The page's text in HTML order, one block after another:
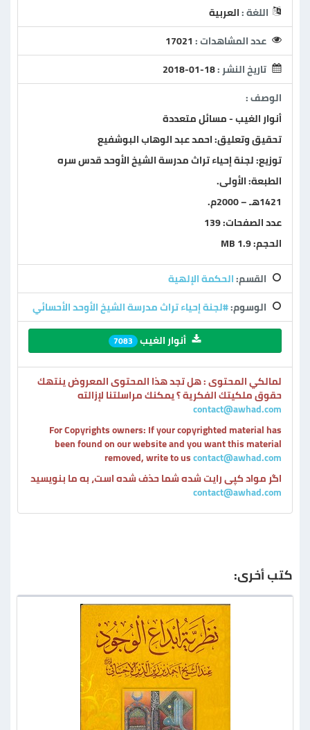
اللغة :العربية
عدد المشاهدات :17021
تاريخ النشر :2018-01-18
الوصف :
أنوار الغيب - مسائل متعددة
تحقيق وتعليق: احمد عبد الوهاب البوشفيع
توزيع: لجنة إحياء تراث مدرسة الشيخ الأوحد قدس سره
الطبعة: الأولى.
1421هـ – 2000م.
عدد الصفحات: 139
الحجم: 1.9 MB
القسم:الحكمة الإلهية
الوسوم:#لجنة إحياء تراث مدرسة الشيخ الأوحد الأحسائي
أنوار الغيب 7083
لمالكي المحتوى : هل تجد هذا المحتوى المعروض ينتهك
حقوق ملكيتك الفكرية ؟ يمكنك مراسلتنا لإزالته
contact@awhad.com
For Copyrights owners: If your copyrighted material has
been found on our website and you want this material
removed, write to uscontact@awhad.com
اگر مواد کپی رایت شده شما حذف شده است، به ما بنویسید
contact@awhad.com
كتب أخرى: